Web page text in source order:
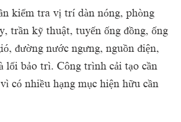
kiểm tra vị trí dàn nóng, phòng
trần kỹ thuật, tuyến ống đồng, ống
đường nước ngưng, nguồn điện,
lối bảo trì. Công trình cải tạo cần
có nhiều hạng mục hiện hữu cần